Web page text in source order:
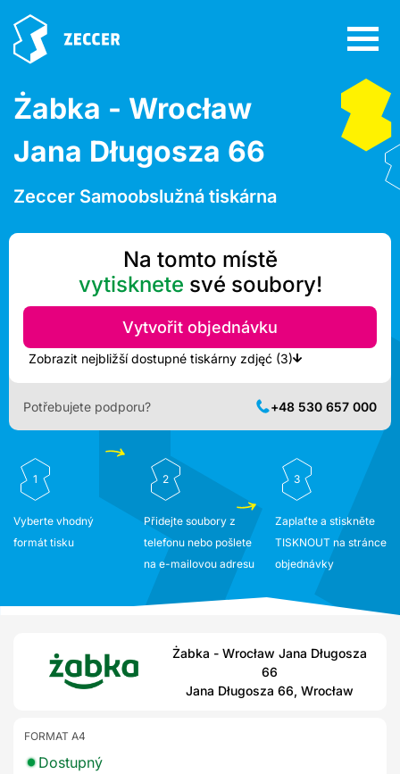
Żabka - Wrocław
Jana Długosza 66
Zeccer Samoobslužná tiskárna
Na tomto místě
vytisknete své soubory!
Vytvořit objednávku
Zobrazit nejbližší dostupné tiskárny zdjęć (3)
Potřebujete podporu? +48 530 657 000
1
Vyberte vhodný
formát tisku
2
Přidejte soubory z
telefonu nebo pošlete
na e-mailovou adresu
3
Zaplaťte a stiskněte
TISKNOUT na stránce
objednávky
Żabka - Wrocław Jana Długosza
66
Jana Długosza 66, Wrocław
FORMAT A4
Dostupný